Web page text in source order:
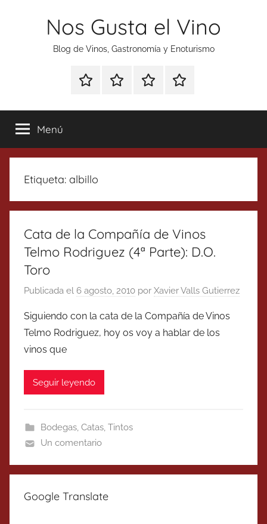
Nos Gusta el Vino
Blog de Vinos, Gastronomía y Enoturismo
Especial
Tonics
Enoturismo
Gastronomía
RankingContacto
Menú
Etiqueta: albillo
Cata de la Compañía de Vinos
Telmo Rodriguez (4ª Parte): D.O.
Toro
Publicada el 6 agosto, 2010 por Xavier Valls Gutierrez
Siguiendo con la cata de la Compañía de Vinos
Telmo Rodriguez, hoy os voy a hablar de los
vinos que
Seguir leyendo
Bodegas, Catas, Tintos
Un comentario
Google Translate